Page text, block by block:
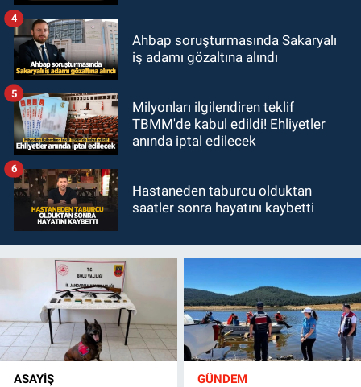
Ahbap soruşturmasında Sakaryalı
iş adamı gözaltına alındı
4
Milyonları ilgilendiren teklif
TBMM'de kabul edildi! Ehliyetler
anında iptal edilecek
5
Hastaneden taburcu olduktan
saatler sonra hayatını kaybetti
6
ASAYİŞ GÜNDEM